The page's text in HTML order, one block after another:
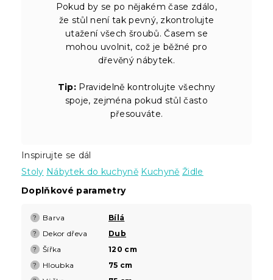
Pokud by se po nějakém čase zdálo,
že stůl není tak pevný, zkontrolujte
utažení všech šroubů. Časem se
mohou uvolnit, což je běžné pro
dřevěný nábytek.
Tip: Pravidelně kontrolujte všechny
spoje, zejména pokud stůl často
přesouváte.
Inspirujte se dál
Stoly Nábytek do kuchyně Kuchyně Židle
Doplňkové parametry
? Barva Bílá
? Dekor dřeva Dub
? Šířka 120 cm
? Hloubka 75 cm